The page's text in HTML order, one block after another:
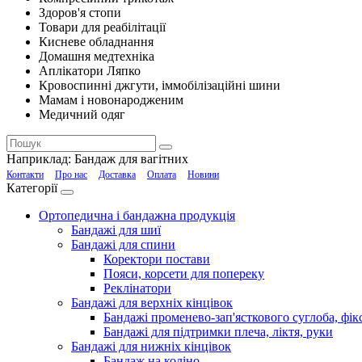
Здоров'я стопи
Товари для реабілітації
Кисневе обладнання
Домашня медтехніка
Аплікатори Ляпко
Кровоспинні джгути, іммобілізаційні шини
Мамам і новонародженим
Медичний одяг
Наприклад: Бандаж для вагітних
Контакти Про нас Доставка Оплата Новини
Категорії
Ортопедична і бандажна продукція
Бандажі для шиї
Бандажі для спини
Коректори постави
Пояси, корсети для попереку
Реклінатори
Бандажі для верхніх кінцівок
Бандажі променево-зап'ясткового суглоба,
Бандажі для підтримки плеча, ліктя, руки
Бандажі для нижніх кінцівок